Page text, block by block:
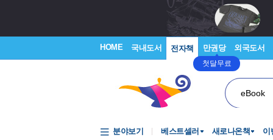
HOME 국내도서 전자책 만권당
첫달무료
외국도서
eBook
분야보기 베스트셀러 새로나온책 이